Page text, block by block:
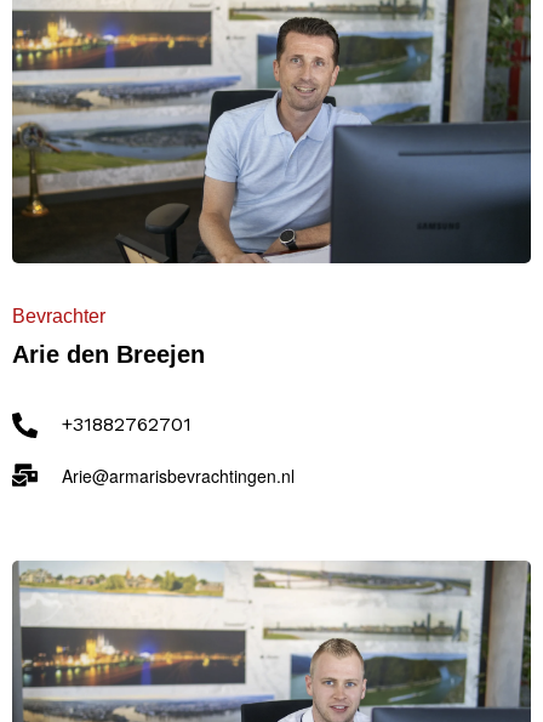
Bevrachter
Arie den Breejen
+31882762701
Arie@armarisbevrachtingen.nl